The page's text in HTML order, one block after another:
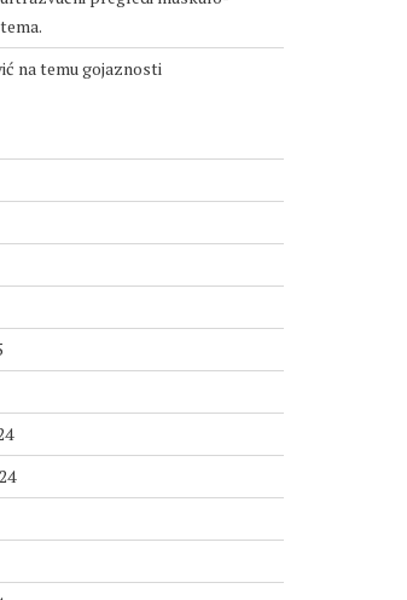
na temu gojaznosti